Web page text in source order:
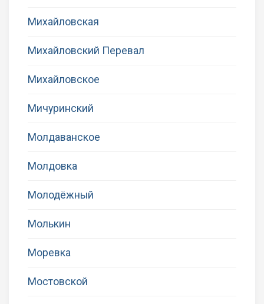
Михайловская
Михайловский Перевал
Михайловское
Мичуринский
Молдаванское
Молдовка
Молодёжный
Молькин
Моревка
Мостовской